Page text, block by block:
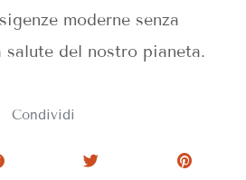
moderne senza
salute del nostro pianeta.
Condividi